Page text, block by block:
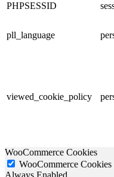
PHPSESSID
pll_language
viewed_cookie_policy
WooCommerce Cookies
WooCommerce Cookies